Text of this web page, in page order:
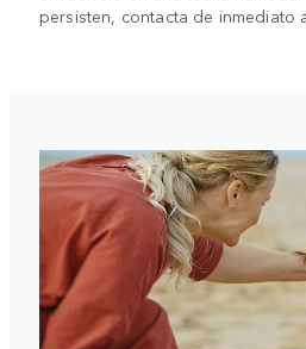
persisten, contacta de inmediato